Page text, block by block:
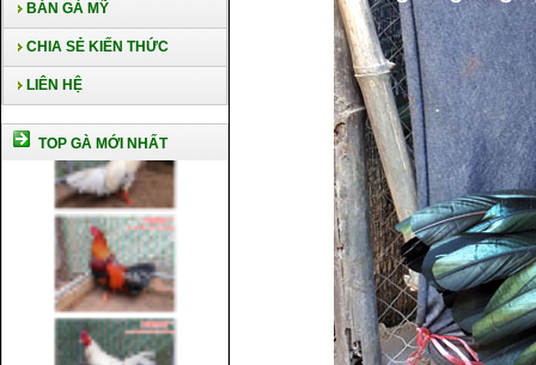
BÁN GÀ MỸ
CHIA SẺ KIẾN THỨC
LIÊN HỆ
TOP GÀ MỚI NHẤT